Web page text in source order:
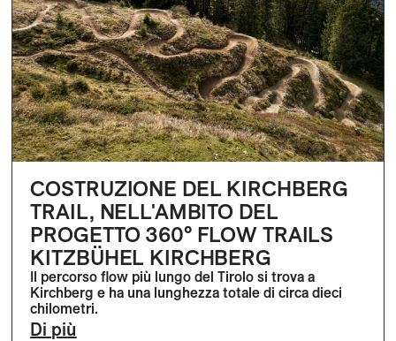
COSTRUZIONE DEL KIRCHBERG
TRAIL, NELL'AMBITO DEL
PROGETTO 360° FLOW TRAILS
KITZBÜHEL KIRCHBERG
Il percorso flow più lungo del Tirolo si trova a
Kirchberg e ha una lunghezza totale di circa dieci
chilometri.
Di più